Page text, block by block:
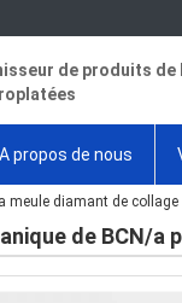
de produits de
A propos de nous
meule diamant de
de BCN/a